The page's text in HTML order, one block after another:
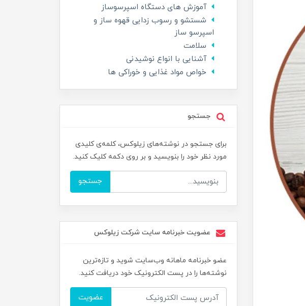
آموزش های دستگاه اسپرسوساز
شستشو و رسوب زدایی قهوه ساز و
اسپرسو ساز
سلامت
آشنایی با انواع نوشیدنی
خواص مواد غذایی و خوراکی ها
جستجو
برای جستجو در نوشته‌های زیلوکس، کلمه‌ی کلیدی
مورد نظر خود را بنویسید و بر روی دکمه کلیک کنید.
جستجو
عضویت خبرنامه سایت شرکت زیلوکس
عضو خبرنامه ماهانه وب‌سایت شوید و تازه‌ترین
نوشته‌ها را در پست الکترونیک خود دریافت کنید.
عضویت